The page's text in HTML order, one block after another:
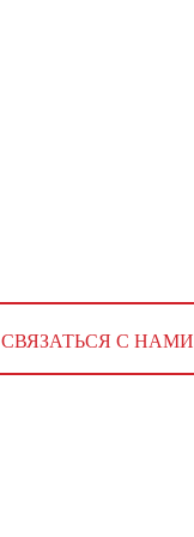
СВЯЗАТЬСЯ С НАМИ